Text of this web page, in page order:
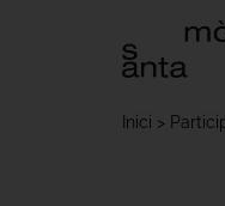
Inici